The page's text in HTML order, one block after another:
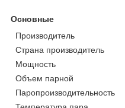
Основные
Производитель
Страна производитель
Мощность
Объем парной
Паропроизводительность